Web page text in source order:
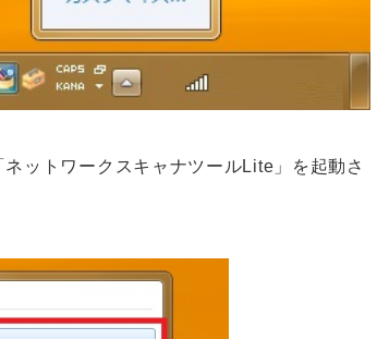
ットワークスキャナツールLite」を起動さ